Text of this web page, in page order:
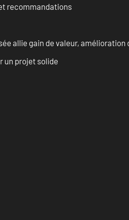
recommandations
allie gain de valeur,
un projet solide